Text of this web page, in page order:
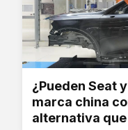
¿Pueden Seat
marca china
alternativa que